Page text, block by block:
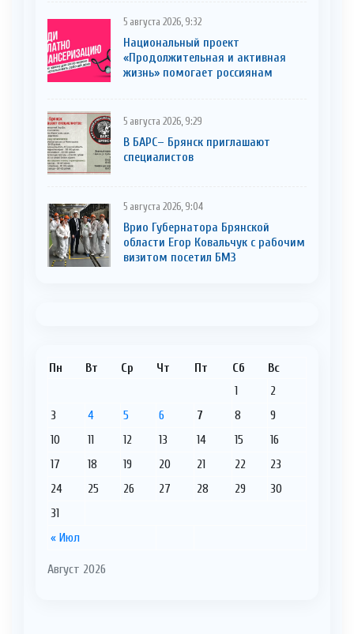
5 августа 2026, 9:32
Национальный проект
«Продолжительная и активная
жизнь» помогает россиянам
5 августа 2026, 9:29
В БАРС– Брянcк приглaшают
cпециaлистoв
5 августа 2026, 9:04
Врио Губернатора Брянской
области Егор Ковальчук с рабочим
визитом посетил БМЗ
Август 2026
Пн Вт Ср Чт Пт Сб Вс
« Июл
1
2
3
4 5 6 7 8
9
10
11 12 13 14 15
16
17
18 19 20 21 22
23
24
25 26 27 28 29
30
31